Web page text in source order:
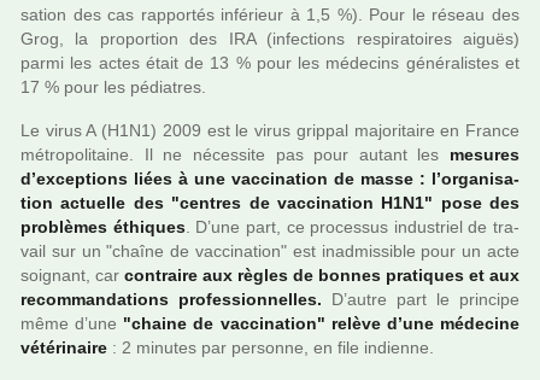
sa­tion des cas rap­por­tés infé­rieur à 1,5 %). Pour le réseau des
Grog, la pro­por­tion des IRA (infec­tions res­pi­ra­toi­res aiguës)
parmi les actes était de 13 % pour les méde­cins géné­ra­lis­tes et
17 % pour les pédia­tres.
Le virus A (H1N1) 2009 est le virus grip­pal majo­ri­taire en France
métro­po­li­taine. Il ne néces­site pas pour autant les mesu­res
d’excep­tions liées à une vac­ci­na­tion de masse : l’orga­ni­sa­
tion actuelle des "cen­tres de vac­ci­na­tion H1N1" pose des
pro­blè­mes éthiques. D’une part, ce pro­ces­sus indus­triel de tra­
vail sur un "chaîne de vac­ci­na­tion" est inad­mis­si­ble pour un acte
soi­gnant, car contraire aux règles de bonnes pra­ti­ques et aux
recom­man­da­tions pro­fes­sion­nel­les. D’autre part le prin­cipe
même d’une "chaine de vac­ci­na­tion" relève d’une méde­cine
vété­ri­naire : 2 minu­tes par per­sonne, en file indienne.